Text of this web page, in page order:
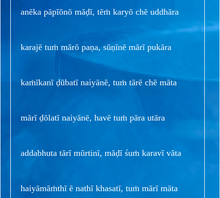
anēka pāpīōnō māḍī, tēṁ karyō chē uddhāra
karajē tuṁ mārō paṇa, sūṇīnē mārī pukāra
kaṁīkanī ḍūbatī naiyānē, tuṁ tārē chē māta
mārī ḍōlatī naiyānē, havē tuṁ pāra utāra
addabhuta tārī mūrtinī, māḍī śuṁ karavī vāta
haiyāmāṁthī ē nathī khasatī, tuṁ mārī māta